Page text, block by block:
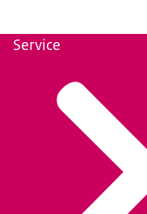
Service